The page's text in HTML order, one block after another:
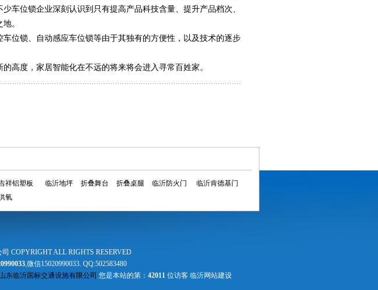
车位锁企业深刻认识到只有提高产品科技含量、提升产品档次、
。
位锁、自动感应车位锁等由于其独有的方便性，以及技术的逐步
高度，家居智能化在不远的将来将会进入寻常百姓家。
祥铝塑板 临沂地坪 折叠舞台 折叠桌腿 临沂防火门
临沂肯德基门
氧
COPYRIGHT ALL RIGHTS RESERVED
,微信15020990033. QQ:502583480
山东临沂国标交通设施有限公司 您是本站的第： 42011位访客 临沂网站建设